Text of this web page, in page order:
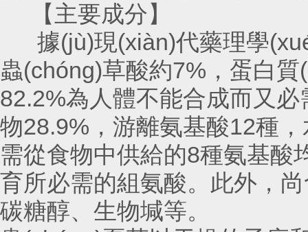
【主要成分】
據(jù)現(xiàn)代藥理學(xué)
蟲(chóng)草酸約7%，蛋白質
82.2%為人體不能合成而又必
物28.9%，游離氨基酸12種
需從食物中供給的8種氨基酸
育所必需的組氨酸。此外
碳糖醇、生物堿等。